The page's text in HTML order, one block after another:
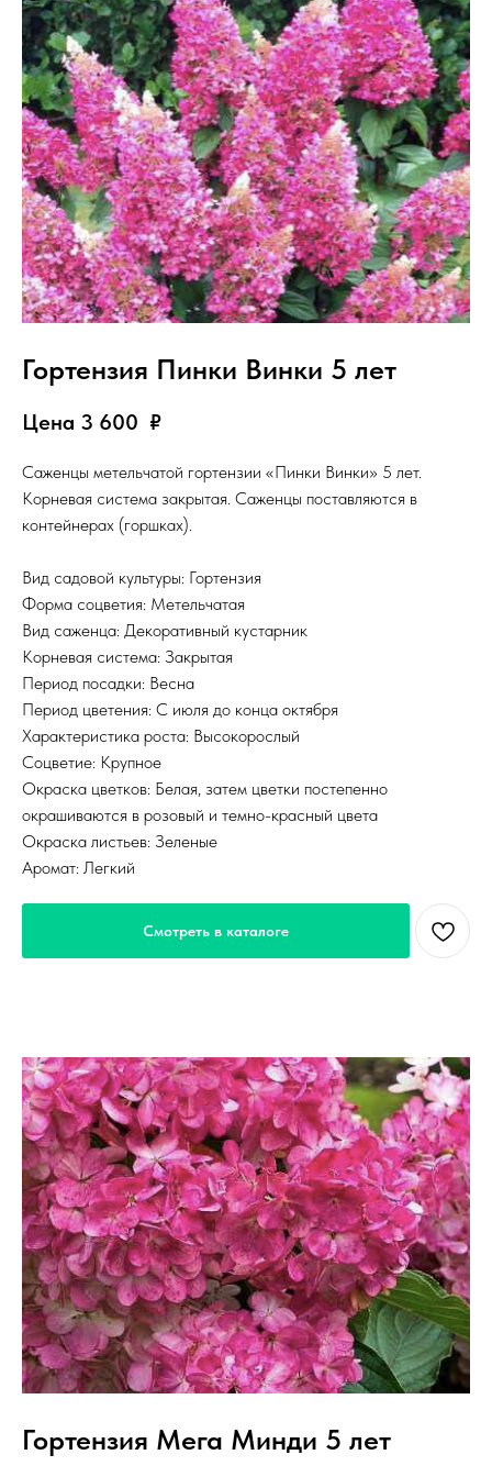
Гортензия Пинки Винки 5 лет
Цена 3 600 ₽
Саженцы метельчатой гортензии «Пинки Винки» 5 лет.
Корневая система закрытая. Саженцы поставляются в
контейнерах (горшках).
Вид садовой культуры: Гортензия
Форма соцветия: Метельчатая
Вид саженца: Декоративный кустарник
Корневая система: Закрытая
Период посадки: Весна
Период цветения: С июля до конца октября
Характеристика роста: Высокорослый
Соцветие: Крупное
Окраска цветков: Белая, затем цветки постепенно
окрашиваются в розовый и темно-красный цвета
Окраска листьев: Зеленые
Аромат: Легкий
Смотреть в каталоге
Гортензия Мега Минди 5 лет